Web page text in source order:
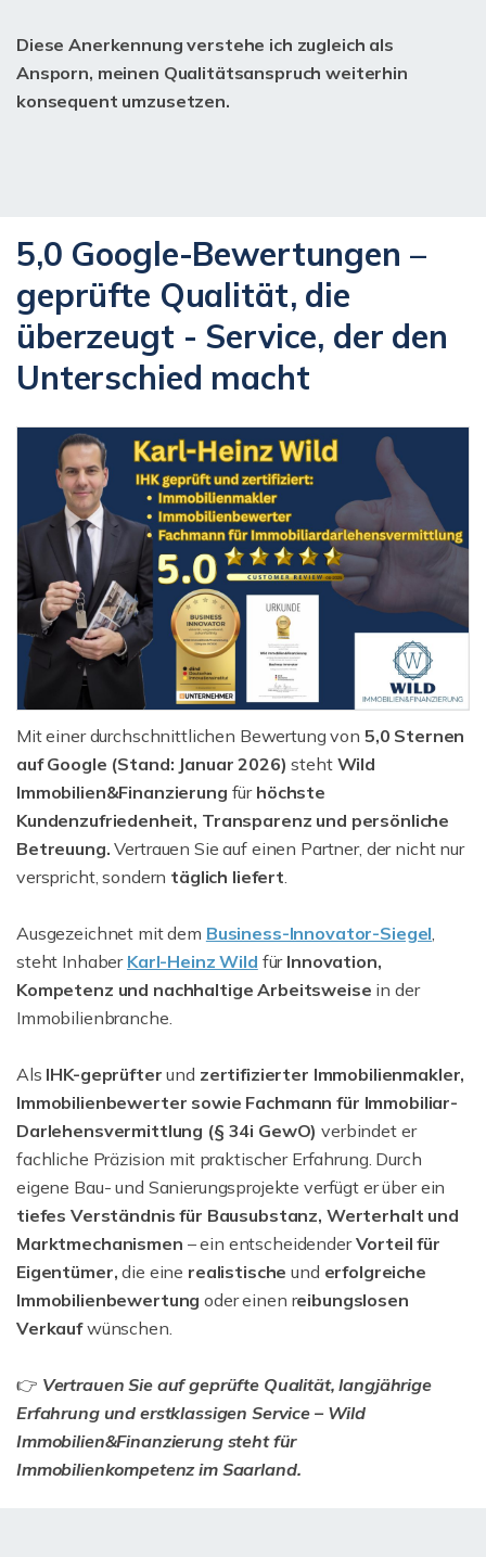
Diese Anerkennung verstehe ich zugleich als
Ansporn, meinen Qualitätsanspruch weiterhin
konsequent umzusetzen.
5,0 Google-Bewertungen –
geprüfte Qualität, die
überzeugt - Service, der den
Unterschied macht
Mit einer durchschnittlichen Bewertung von 5,0 Sternen
auf Google (Stand: Januar 2026)steht Wild
Immobilien&Finanzierung für höchste
Kundenzufriedenheit, Transparenz und persönliche
Betreuung.Vertrauen Sie auf einen Partner, der nicht nur
verspricht, sondern täglich liefert
Ausgezeichnet mit dem Business-Innovator-Siegel
steht Inhaber Karl-Heinz Wild für Innovation,
Kompetenz und nachhaltige Arbeitsweise in der
Immobilienbranche.
Als IHK-geprüfterund zertifizierter Immobilienmakler,
Immobilienbewerter sowie Fachmann für Immobiliar-
Darlehensvermittlung (§ 34i GewO) verbindet er
fachliche Präzision mit praktischer Erfahrung. Durch
eigene Bau- und Sanierungsprojekte verfügt er über ein
tiefes Verständnis für Bausubstanz, Werterhalt und
Marktmechanismen – ein entscheidenderVorteil für
Eigentümer, die eine realistische und erfolgreiche
Immobilienbewertung oder einen reibungslosen
Verkaufwünschen.
👉 Vertrauen Sie auf geprüfte Qualität, langjährige
Erfahrung und erstklassigen Service – Wild
Immobilien&Finanzierung steht für
Immobilienkompetenz im Saarland.